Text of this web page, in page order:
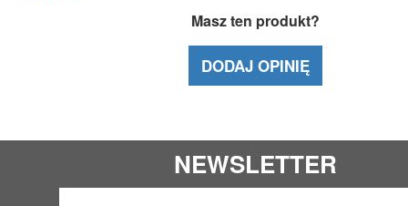
Masz ten produkt?
DODAJ OPINIĘ
NEWSLETTER